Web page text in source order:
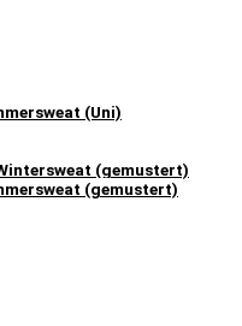
(Uni)
(gemustert)
(gemustert)